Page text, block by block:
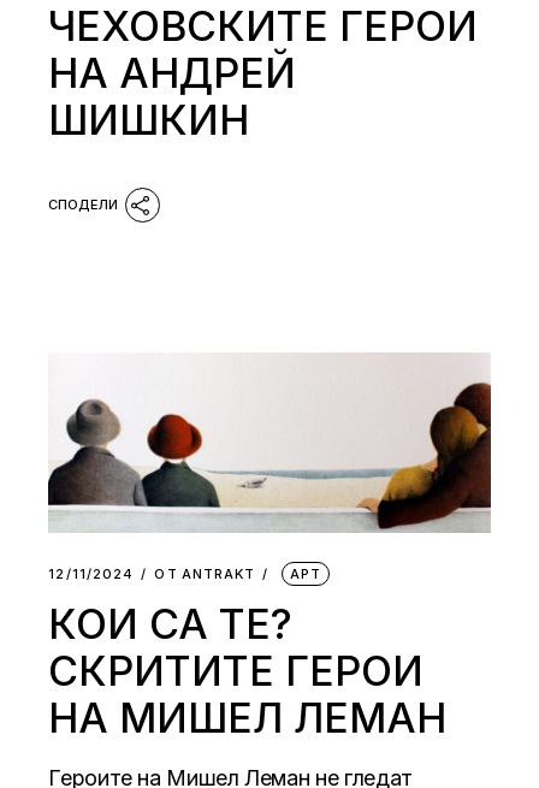
ЧЕХОВСКИТЕ ГЕРОИ
НА АНДРЕЙ
ШИШКИН
12/11/2024 ОТ АNTRAKT АРТ
КОИ СА ТЕ?
СКРИТИТЕ ГЕРОИ
НА МИШЕЛ ЛЕМАН
Героите на Мишел Леман не гледат